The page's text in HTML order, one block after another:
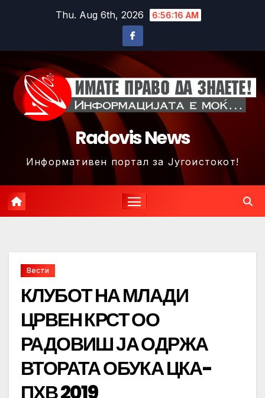
Thu. Aug 6th, 2026 6:56:19 AM
Radovis News
Информативен портал за Југоистокот!
Вести
КЛУБОТ НА МЛАДИ
ЦРВЕН КРСТ ОО
РАДОВИШ ЈА ОДРЖА
ВТОРАТА ОБУКА ЦКА-
ПХВ 2019